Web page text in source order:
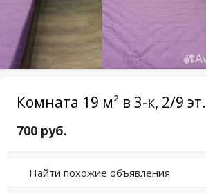
Комната 19 м² в 3-к, 2/9 эт.
700 руб.
Найти похожие объявления